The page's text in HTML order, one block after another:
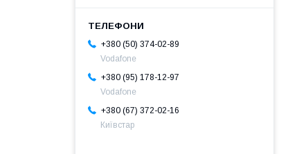
+380 (50) 374-02-89
Vodafone
+380 (95) 178-12-97
Vodafone
+380 (67) 372-02-16
Київстар